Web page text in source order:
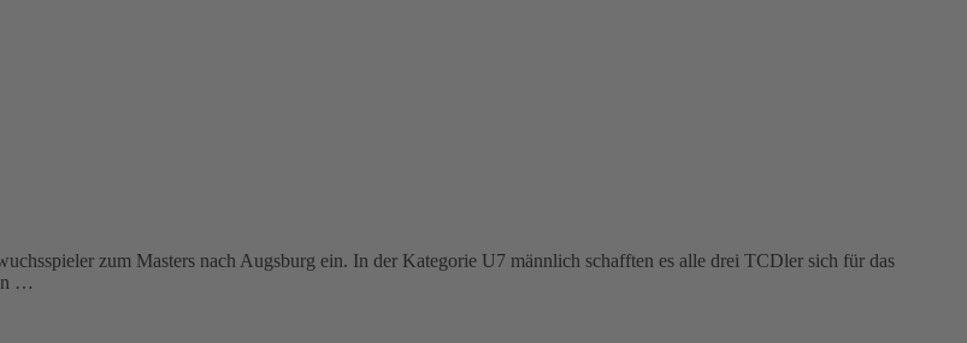
zum Masters nach Augsburg ein. In der Kategorie U7 männlich schafften es alle drei TCDler sich für das
…